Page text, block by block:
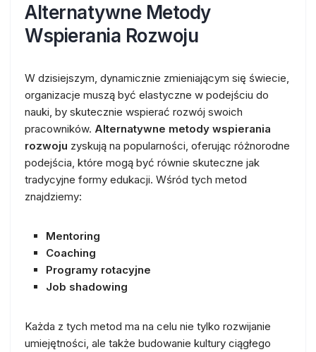
Alternatywne Metody
Wspierania Rozwoju
W dzisiejszym, dynamicznie zmieniającym się świecie,
organizacje muszą być elastyczne w podejściu do
nauki, by skutecznie wspierać rozwój swoich
pracowników. Alternatywne metody wspierania
rozwoju zyskują na popularności, oferując różnorodne
podejścia, które mogą być równie skuteczne jak
tradycyjne formy edukacji. Wśród tych metod
znajdziemy:
Mentoring
Coaching
Programy rotacyjne
Job shadowing
Każda z tych metod ma na celu nie tylko rozwijanie
umiejętności, ale także budowanie kultury ciągłego